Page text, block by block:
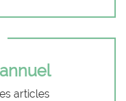
articles